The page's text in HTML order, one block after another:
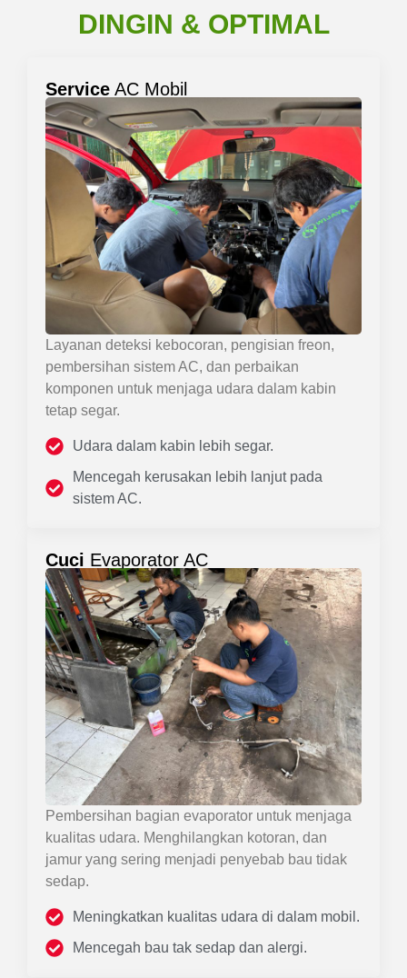
DINGIN & OPTIMAL
Service AC Mobil
Layanan deteksi kebocoran, pengisian freon,
pembersihan sistem AC, dan perbaikan
komponen untuk menjaga udara dalam kabin
tetap segar.
Udara dalam kabin lebih segar.
Mencegah kerusakan lebih lanjut pada
sistem AC.
Cuci Evaporator AC
Pembersihan bagian evaporator untuk menjaga
kualitas udara. Menghilangkan kotoran, dan
jamur yang sering menjadi penyebab bau tidak
sedap.
Meningkatkan kualitas udara di dalam mobil.
Mencegah bau tak sedap dan alergi.